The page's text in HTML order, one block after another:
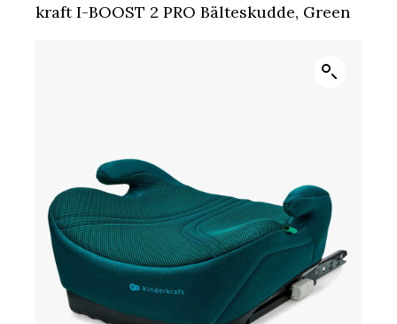
kraft I-BOOST 2 PRO Bälteskudde, Green